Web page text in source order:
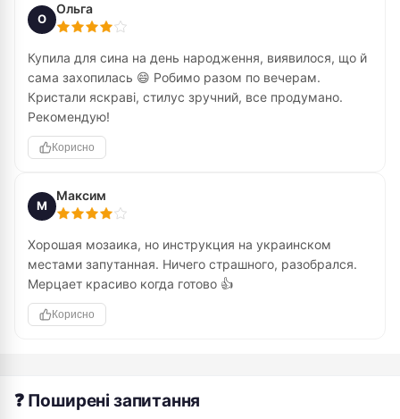
О
Ольга
Купила для сина на день народження, виявилося, що й
сама захопилась 😄 Робимо разом по вечерам.
Кристали яскраві, стилус зручний, все продумано.
Рекомендую!
Корисно
М
Максим
Хорошая мозаика, но инструкция на украинском
местами запутанная. Ничего страшного, разобрался.
Мерцает красиво когда готово 👍
Корисно
❓ Поширені запитання